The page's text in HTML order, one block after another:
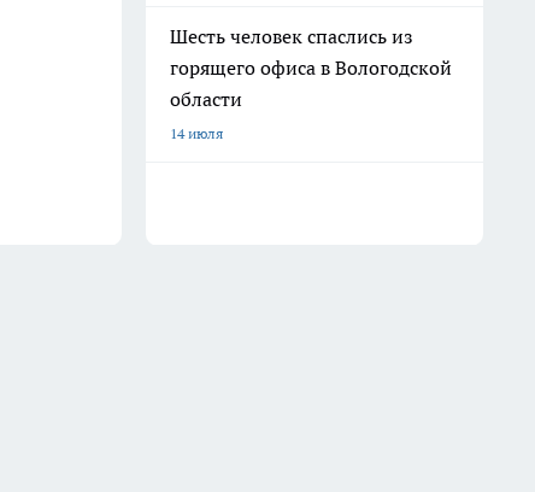
Шесть человек спаслись из
горящего офиса в Вологодской
области
14 июля